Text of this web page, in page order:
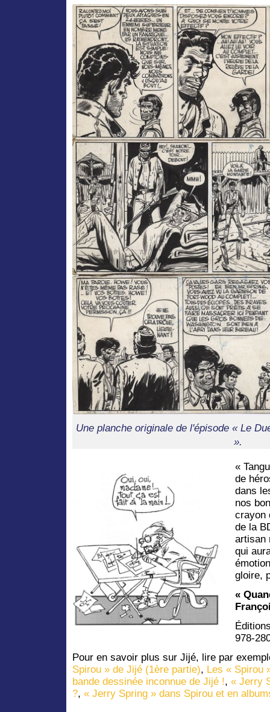
Une planche originale de l'épisode « Le
».
«
de
dans
nos
crayon
de la
artisan
qui
gloire,
«
978-
Pour en savoir plus sur Jijé, lire par
Spirou » de Jijé (1ère partie), Les « Spirou
bande dessinée inconnue de Jijé !, « Jerry
?, « Jerry Spring » dans Spirou et en